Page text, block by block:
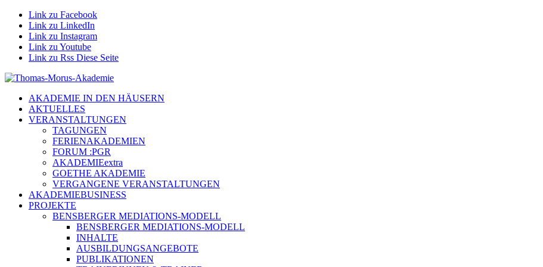
Link zu Facebook
Link zu LinkedIn
Link zu Instagram
Link zu Youtube
Link zu Rss Diese Seite
AKADEMIE IN DEN HÄUSERN
AKTUELLES
VERANSTALTUNGEN
TAGUNGEN
FERIENAKADEMIEN
FORUM :PGR
AKADEMIEextra
GOETHE AKADEMIE
VERGANGENE VERANSTALTUNGEN
AKADEMIEBUSINESS
PROJEKTE
BENSBERGER MEDIATIONS-MODELL
BENSBERGER MEDIATIONS-MODELL
INHALTE
AUSBILDUNGSANGEBOTE
PUBLIKATIONEN